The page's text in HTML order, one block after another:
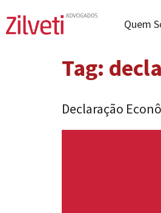
Quem
Tag:
Declaração